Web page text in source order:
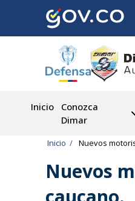
contenido
Inicio
Conozca
Dimar
navegación
Inicio Nuevos
Nuevos